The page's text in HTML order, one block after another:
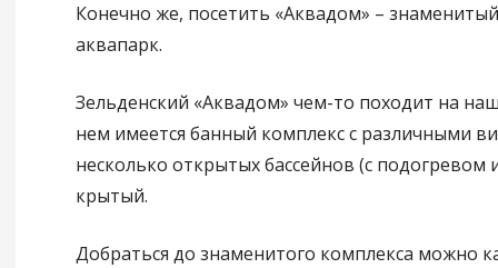
Конечно же, посетить «Аквадом» –
аквапарк.
Зельденский «Аквадом» чем-то походит на
нем имеется банный комплекс с различными
несколько открытых бассейнов (с подогревом
крытый.
Добраться до знаменитого комплекса можно